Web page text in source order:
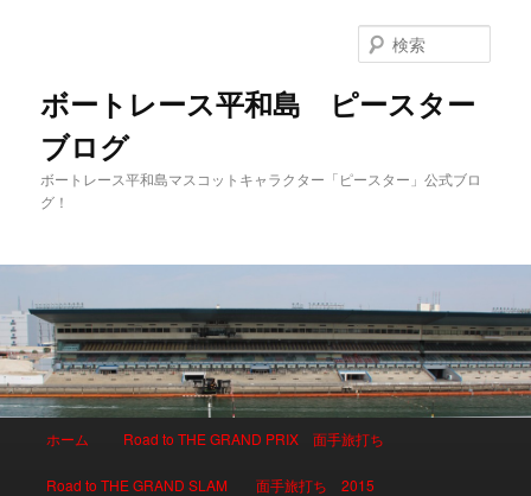
ボートレース平和島 ピースター
ブログ
ボートレース平和島マスコットキャラクター「ピースター」公式ブロ
グ！
索
メインコンテンツへ移動
サブコンテンツへ移動
ホーム Road to THE GRAND PRIX 面手旅打ち
Road to THE GRAND SLAM 面手旅打ち 2015